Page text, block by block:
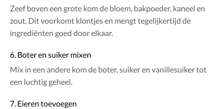
Zeef boven een grote kom de bloem, bakpoeder, kaneel en
zout. Dit voorkomt klontjes en mengt tegelijkertijd de
ingrediënten goed door elkaar.
6. Boter en suiker mixen
Mix in een andere kom de boter, suiker en vanillesuiker tot
een luchtig geheel.
7. Eieren toevoegen